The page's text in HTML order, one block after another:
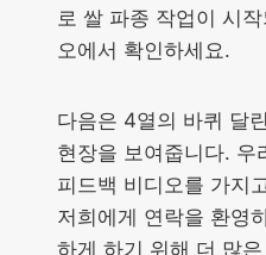
로 쌀 파종 작업이 시
오에서 확인하세요.
다음은 4열의 바퀴 달
현장을 보여줍니다. 우
피드백 비디오를 가지
저희에게 연락을 환영
하게 하기 위해 더 많